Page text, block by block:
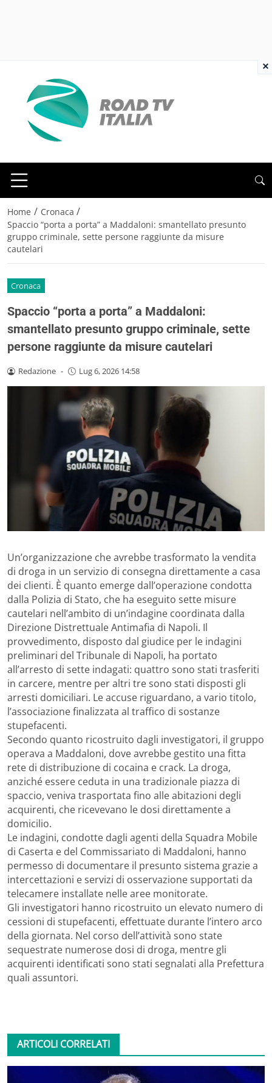
Home / Cronaca /
Spaccio “porta a porta” a Maddaloni: smantellato presunto
gruppo criminale, sette persone raggiunte da misure
cautelari
Cronaca
Spaccio “porta a porta” a Maddaloni:
smantellato presunto gruppo criminale, sette
persone raggiunte da misure cautelari
Redazione - Lug 6, 2026 14:58
Un’organizzazione che avrebbe trasformato la vendita
di droga in un servizio di consegna direttamente a casa
dei clienti. È quanto emerge dall’operazione condotta
dalla Polizia di Stato, che ha eseguito sette misure
cautelari nell’ambito di un’indagine coordinata dalla
Direzione Distrettuale Antimafia di Napoli. Il
provvedimento, disposto dal giudice per le indagini
preliminari del Tribunale di Napoli, ha portato
all’arresto di sette indagati: quattro sono stati trasferiti
in carcere, mentre per altri tre sono stati disposti gli
arresti domiciliari. Le accuse riguardano, a vario titolo,
l’associazione finalizzata al traffico di sostanze
stupefacenti.
Secondo quanto ricostruito dagli investigatori, il gruppo
operava a Maddaloni, dove avrebbe gestito una fitta
rete di distribuzione di cocaina e crack. La droga,
anziché essere ceduta in una tradizionale piazza di
spaccio, veniva trasportata fino alle abitazioni degli
acquirenti, che ricevevano le dosi direttamente a
domicilio.
Le indagini, condotte dagli agenti della Squadra Mobile
di Caserta e del Commissariato di Maddaloni, hanno
permesso di documentare il presunto sistema grazie a
intercettazioni e servizi di osservazione supportati da
telecamere installate nelle aree monitorate.
Gli investigatori hanno ricostruito un elevato numero di
cessioni di stupefacenti, effettuate durante l’intero arco
della giornata. Nel corso dell’attività sono state
sequestrate numerose dosi di droga, mentre gli
acquirenti identificati sono stati segnalati alla Prefettura
quali assuntori.
ARTICOLI CORRELATI
×